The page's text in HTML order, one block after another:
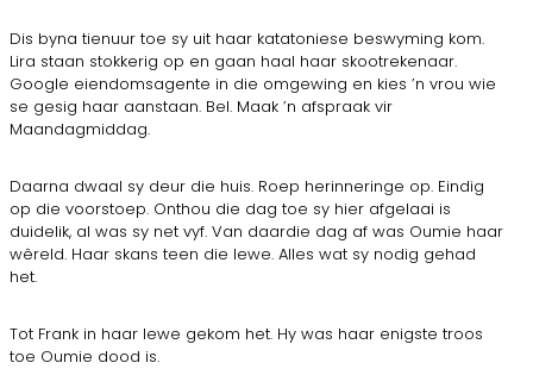
Dis byna tienuur toe sy uit haar katatoniese beswyming kom.
Lira staan stokkerig op en gaan haal haar skootrekenaar.
Google eiendomsagente in die omgewing en kies ’n vrou wie
se gesig haar aanstaan. Bel. Maak ’n afspraak vir
Maandagmiddag.
Daarna dwaal sy deur die huis. Roep herinneringe op. Eindig
op die voorstoep. Onthou die dag toe sy hier afgelaai is
duidelik, al was sy net vyf. Van daardie dag af was Oumie haar
wêreld. Haar skans teen die lewe. Alles wat sy nodig gehad
het.
Tot Frank in haar lewe gekom het. Hy was haar enigste troos
toe Oumie dood is.